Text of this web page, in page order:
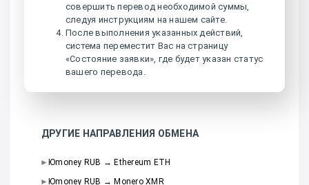
совершить перевод необходимой суммы,
следуя инструкциям на нашем сайте.
После выполнения указанных действий,
система переместит Вас на страницу
«Состояние заявки», где будет указан статус
вашего перевода.
ДРУГИЕ НАПРАВЛЕНИЯ ОБМЕНА
Юmoney RUB → Ethereum ETH
Юmoney RUB → Monero XMR